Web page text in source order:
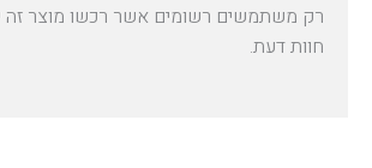
רק משתמשים רשומים אשר רכשו מוצר זה
חוות דעת.